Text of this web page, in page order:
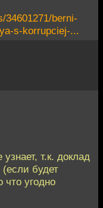
34601271/berni-
s-korrupciej-...
т.к. доклад
(если будет
угодно